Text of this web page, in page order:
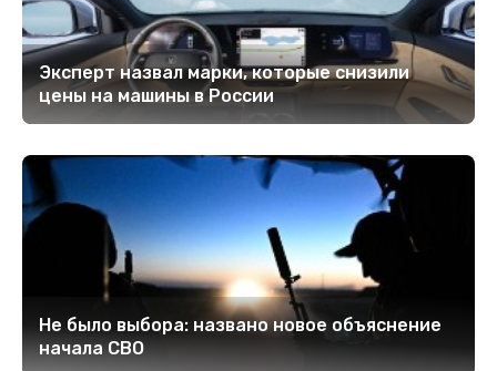
Эксперт назвал марки, которые снизили
цены на машины в России
Не было выбора: названо новое объяснение
начала СВО